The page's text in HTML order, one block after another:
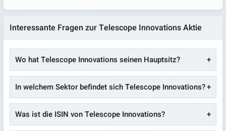
Interessante Fragen zur Telescope Innovations Aktie
Wo hat Telescope Innovations seinen Hauptsitz?
In welchem Sektor befindet sich Telescope Innovations?
Was ist die ISIN von Telescope Innovations?